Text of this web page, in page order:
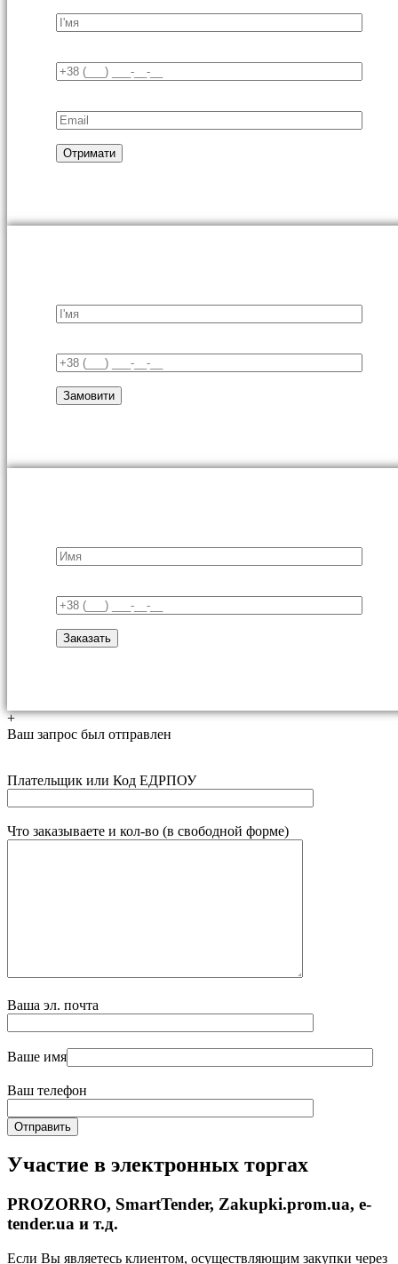
+
Ваш запрос был отправлен
Плательщик или Код ЕДРПОУ
Что заказываете и кол-во (в свободной форме)
Ваша эл. почта
Ваше имя
Ваш телефон
Участие в электронных торгах
PROZORRO, SmartTender, Zakupki.prom.ua, e-
tender.ua и т.д.
Если Вы являетесь клиентом, осуществляющим закупки через